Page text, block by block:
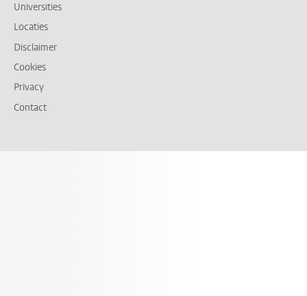
Universities
Locaties
Disclaimer
Cookies
Privacy
Contact